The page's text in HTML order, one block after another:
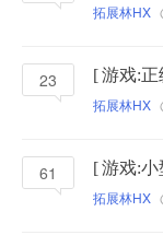
拓展林HX
23 [游戏:正
拓展林HX
61 [游戏:小
拓展林HX